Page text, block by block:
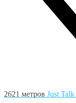
2621 метров Just Talk